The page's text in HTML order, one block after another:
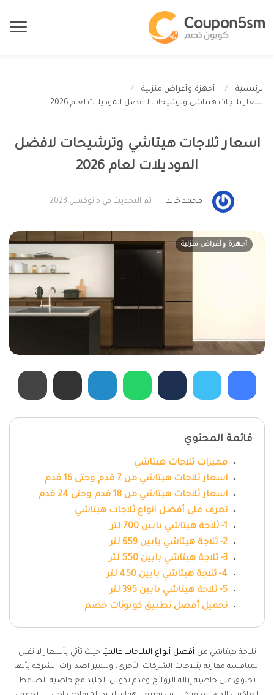
الرئيسية
أجهزة وأغراض منزلية
اسعار ثلاجات هيتاشي وترشيحات لافضل الموديلات لعام 2026
اسعار ثلاجات هيتاشي وترشيحات لافضل
الموديلات لعام 2026
محمد خالد تم التحديث في 5 نوفمبر، 2023
أجهزة وأغراض منزلية
قائمة المحتوي
مميزات ثلاجات هيتاشي
اسعار ثلاجات هيتاشي من 7 قدم وحتى 16 قدم
اسعار ثلاجات هيتاشي من 18 قدم وحتى 24 قدم
تعرف على أفضل انواع ثلاجات هيتاشي
1- ثلاجة هيتاشي بابين 700 لتر
2- ثلاجة هيتاشي بابين 659 لتر
3- ثلاجة هيتاشي بابين 550 لتر
4- ثلاجة هيتاشي بابين 450 لتر
5- ثلاجة هيتاشي بابين 395 لتر
تحميل أفضل تطبيق كوبونات خصم
ثلاجة هيتاشي من أفضل أنواع الثلاجات عالميًا حيث تأتي بأسعار لا تقبل
المنافسة مقارنة بثلاجات الشركات الأخرى، وتتميز اصدارات الشركة بأنها
تحتوي على خاصية إزالة الروائح وعدم تكوين الجليد مع خاصية الضاغط